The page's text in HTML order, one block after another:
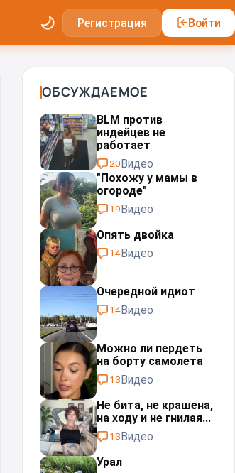
Регистрация Войти
ОБСУЖДАЕМОЕ
BLM против
индейцев не
работает
20Видео
"Похожу у мамы в
огороде"
19Видео
Опять двойка
14Видео
Очередной идиот
14Видео
Можно ли пердеть
на борту самолета
13Видео
Не бита, не крашена,
на ходу и не гнилая...
13Видео
Урал⁠⁠